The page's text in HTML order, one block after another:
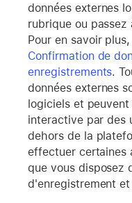
données externes
rubrique ou
Pour en savoir
Confirmation de
enregistrements.
données externes
logiciels et
interactive par des
dehors de la
effectuer certaines
que vous disposez
d'enregistrement